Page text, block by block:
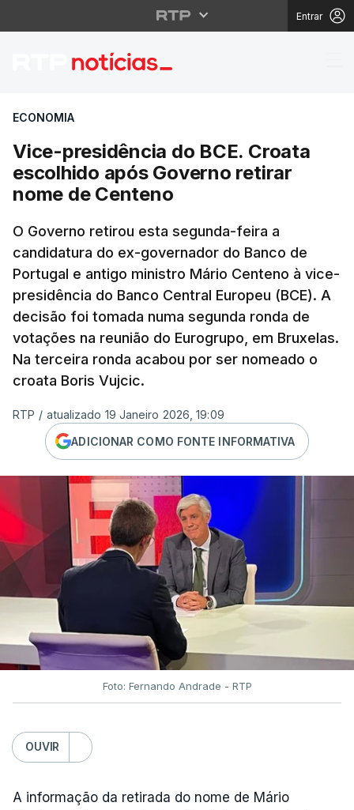
Entrar
Vice-presidência do
ECONOMIA
Vice-presidência do BCE. Croata
escolhido após Governo retirar
nome de Centeno
O Governo retirou esta segunda-feira a
candidatura do ex-governador do Banco de
Portugal e antigo ministro Mário Centeno à vice-
presidência do Banco Central Europeu (BCE). A
decisão foi tomada numa segunda ronda de
votações na reunião do Eurogrupo, em Bruxelas.
Na terceira ronda acabou por ser nomeado o
croata Boris Vujcic.
RTP / atualizado 19 Janeiro 2026, 19:09
ADICIONAR COMO FONTE INFORMATIVA
Foto: Fernando Andrade - RTP
OUVIR
A informação da retirada do nome de Mário